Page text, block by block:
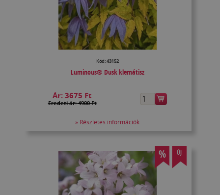
Kód: 43152
Luminous® Dusk klemátisz
Ár:3675 Ft
Eredeti ár: 4900 Ft
» Részletes információk
% ÚJ